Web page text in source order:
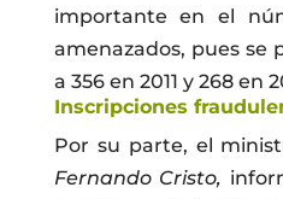
importante en el
amenazados, pues se
a 356 en 2011 y 268 en
Inscripciones
Por su parte, el
Fernando Cristo,